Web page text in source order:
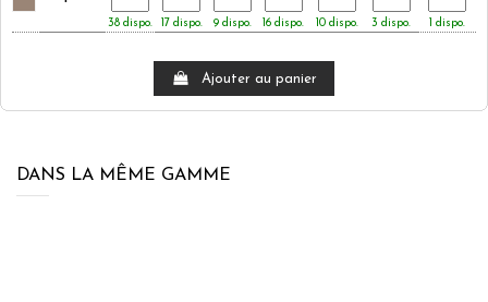
38 dispo. 17 dispo. 9 dispo. 16 dispo. 10 dispo. 3 dispo. 1 dispo.
Ajouter au panier
DANS LA MÊME GAMME